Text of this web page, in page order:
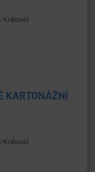
Králové)
KARTONÁŽNÍ
Králové)